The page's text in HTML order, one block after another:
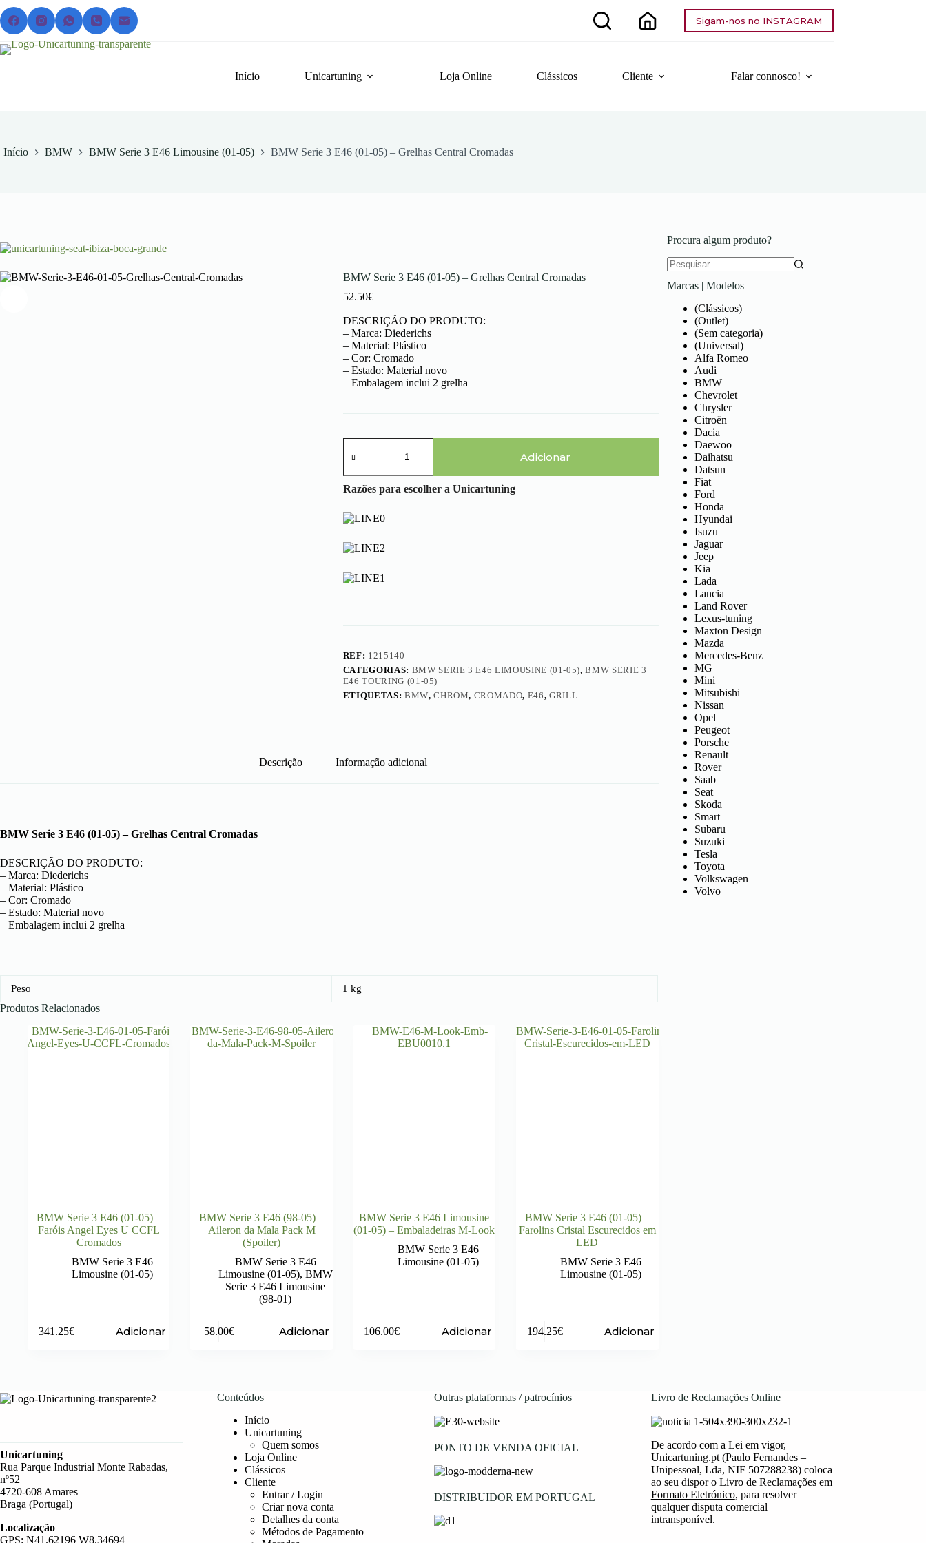
Pular
para
o
conteúdo
Sigam-nos no INSTAGRAM
Início Unicartuning Loja Online Clássicos Cliente Falar connosco!
Início BMW BMW Serie 3 E46 Limousine (01-05) BMW Serie 3 E46 (01-05) – Grelhas Central Cromadas
BMW Serie 3 E46 (01-05) – Grelhas Central Cromadas
52.50€
DESCRIÇÃO DO PRODUTO:
– Marca: Diederichs
– Material: Plástico
– Cor: Cromado
– Estado: Material novo
– Embalagem inclui 2 grelha
Quantidade
de
Serie
3
(01-
05)
Grelhas
Cromadas
Adicionar
Razões para escolher a Unicartuning
REF: 1215140
CATEGORIAS: BMW SERIE 3 E46 LIMOUSINE (01-05),BMW SERIE 3
E46 TOURING (01-05)
ETIQUETAS: BMW,CHROM, CROMADO, E46, GRILL
Descrição Informação adicional
BMW Serie 3 E46 (01-05) – Grelhas Central Cromadas
DESCRIÇÃO DO PRODUTO:
– Marca: Diederichs
– Material: Plástico
– Cor: Cromado
– Estado: Material novo
– Embalagem inclui 2 grelha
Peso 1 kg
Produtos Relacionados
BMW Serie 3 E46 (01-05) –
Faróis Angel Eyes U CCFL
Cromados
BMW Serie 3 E46
Limousine (01-05)
341.25€ Adicionar
BMW Serie 3 E46 (98-05) –
Aileron da Mala Pack M
(Spoiler)
BMW Serie 3 E46
Limousine (01-05), BMW
Serie 3 E46 Limousine
(98-01)
58.00€ Adicionar
BMW Serie 3 E46 Limousine
(01-05) – Embaladeiras M-Look
BMW Serie 3 E46
Limousine (01-05)
106.00€ Adicionar
BMW Serie 3 E46 (01-05) –
Farolins Cristal Escurecidos em
LED
BMW Serie 3 E46
Limousine (01-05)
194.25€ Adicionar
Procura algum produto?
resultados
Marcas | Modelos
(Clássicos)
(Outlet)
(Sem categoria)
(Universal)
Alfa Romeo
Audi
BMW
Chevrolet
Chrysler
Citroën
Dacia
Daewoo
Daihatsu
Datsun
Fiat
Ford
Honda
Hyundai
Isuzu
Jaguar
Jeep
Kia
Lada
Lancia
Land Rover
Lexus-tuning
Maxton Design
Mazda
Mercedes-Benz
MG
Mini
Mitsubishi
Nissan
Opel
Peugeot
Porsche
Renault
Rover
Saab
Seat
Skoda
Smart
Subaru
Suzuki
Tesla
Toyota
Volkswagen
Volvo
Unicartuning
Rua Parque Industrial Monte Rabadas,
nº52
4720-608 Amares
Braga (Portugal)
Localização
GPS: N41.62196 W8.34694
Conteúdos
Início
Unicartuning
Quem somos
Loja Online
Clássicos
Cliente
Entrar / Login
Criar nova conta
Detalhes da conta
Métodos de Pagamento
Outras plataformas / patrocínios
PONTO DE VENDA OFICIAL
DISTRIBUIDOR EM PORTUGAL
Livro de Reclamações Online
De acordo com a Lei em vigor,
Unicartuning.pt (Paulo Fernandes –
Unipessoal, Lda, NIF 507288238) coloca
ao seu dispor o Livro de Reclamações em
Formato Eletrónico, para resolver
qualquer disputa comercial
intransponível.